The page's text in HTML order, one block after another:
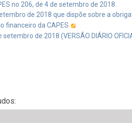
no 206, de 4 de setembro de 2018.
de 2018 que dispõe sobre a
financeiro da CAPES
de 2018 (VERSÃO DIÁRIO